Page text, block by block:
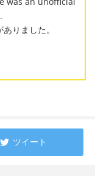
りました。
ツイート